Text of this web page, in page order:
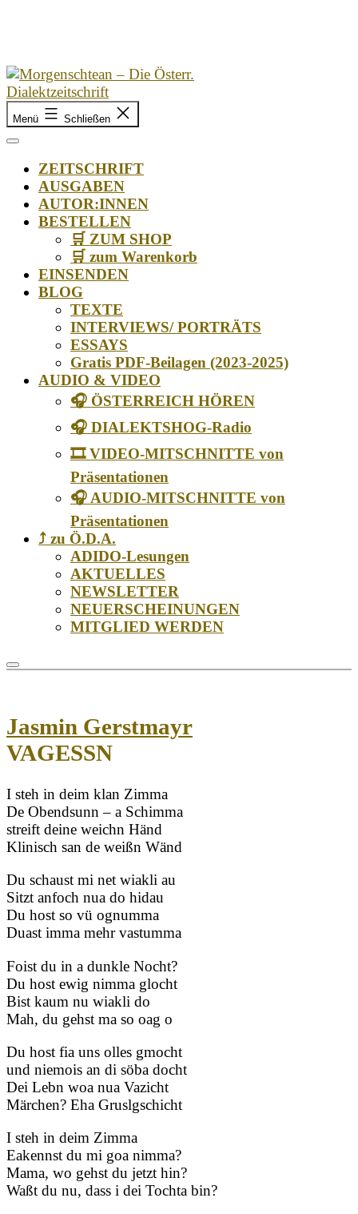
Morgenschtean
–
Die
Österr.
Dialektzeitschrift
Menü Schließen
ZEITSCHRIFT
AUSGABEN
AUTOR:INNEN
BESTELLEN
🛒 ZUM SHOP
🛒 zum Warenkorb
EINSENDEN
BLOG
TEXTE
INTERVIEWS/ PORTRÄTS
ESSAYS
Gratis PDF-Beilagen (2023-2025)
AUDIO & VIDEO
🎧 ÖSTERREICH HÖREN
🎧 DIALEKTSHOG-Radio
🎞️ VIDEO-MITSCHNITTE von
Präsentationen
🎧 AUDIO-MITSCHNITTE von
Präsentationen
⤴️ zu Ö.D.A.
ADIDO-Lesungen
AKTUELLES
NEWSLETTER
NEUERSCHEINUNGEN
MITGLIED WERDEN
Jasmin Gerstmayr
VAGESSN
I steh in deim klan Zimma
De Obendsunn – a Schimma
streift deine weichn Händ
Klinisch san de weißn Wänd
Du schaust mi net wiakli au
Sitzt anfoch nua do hidau
Du host so vü ognumma
Duast imma mehr vastumma
Foist du in a dunkle Nocht?
Du host ewig nimma glocht
Bist kaum nu wiakli do
Mah, du gehst ma so oag o
Du host fia uns olles gmocht
und niemois an di söba docht
Dei Lebn woa nua Vazicht
Märchen? Eha Gruslgschicht
I steh in deim Zimma
Eakennst du mi goa nimma?
Mama, wo gehst du jetzt hin?
Waßt du nu, dass i dei Tochta bin?